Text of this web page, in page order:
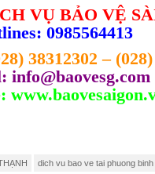
VỤ BẢO VỆ
0985564413
38312302 –
info@baovesg.com
dich vu bao ve tai phuong